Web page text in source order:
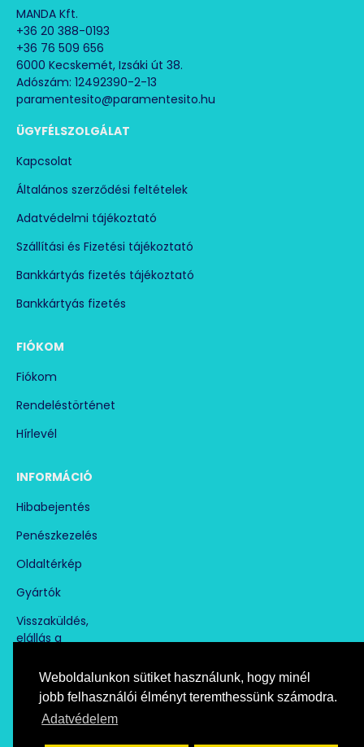
Weboldalunkon sütiket használunk, hogy minél
jobb felhasználói élményt teremthessünk számodra.
Adatvédelem
MANDA Kft.
+36 20 388-0193
+36 76 509 656
6000 Kecskemét, Izsáki út 38.
Adószám: 12492390-2-13
paramentesito@paramentesito.hu
ÜGYFÉLSZOLGÁLAT
Kapcsolat
Általános szerződési feltételek
Adatvédelmi tájékoztató
Szállítási és Fizetési tájékoztató
Bankkártyás fizetés tájékoztató
Bankkártyás fizetés
FIÓKOM
Fiókom
Rendeléstörténet
Hírlevél
INFORMÁCIÓ
Hibabejentés
Penészkezelés
Oldaltérkép
Gyártók
Visszaküldés,
elállás a
marketplace partner